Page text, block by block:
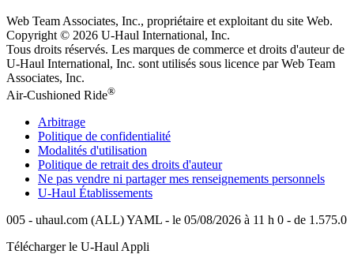
Web Team Associates, Inc., propriétaire et exploitant du site Web.
Copyright © 2026 U-Haul International, Inc.
Tous droits réservés. Les marques de commerce et droits d'auteur de
U-Haul International, Inc. sont utilisés sous licence par Web Team
Associates, Inc.
Air-Cushioned Ride®
Arbitrage
Politique de confidentialité
Modalités d'utilisation
Politique de retrait des droits d'auteur
Ne pas vendre ni partager mes renseignements personnels
U-Haul Établissements
005 - uhaul.com (ALL) YAML - le 05/08/2026 à 11 h 0 - de 1.575.0
Télécharger le U-Haul Appli